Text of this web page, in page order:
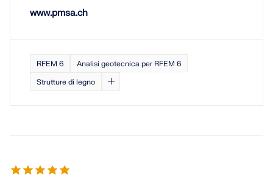
www.pmsa.ch
RFEM 6
Analisi geotecnica per RFEM 6
Strutture di legno